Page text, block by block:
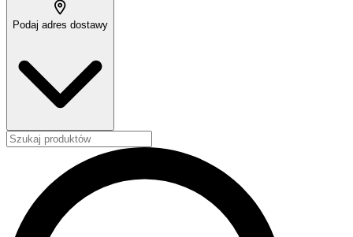
Podaj adres dostawy